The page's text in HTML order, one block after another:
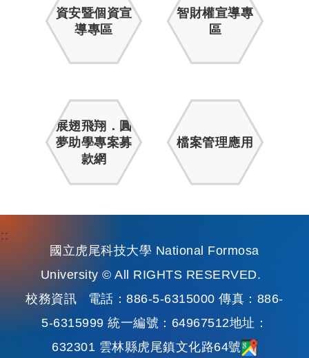
資安暨個資宣
導專區
智財權宣導專
區
展翅飛翔．圓
夢助學專案募
款網
檔案管理應用
國立虎尾科技大學 National Formosa
University © All RIGHTS RESERVED.
校務資訊 電話：886-5-6315000 傳真：886-
5-6315999 統一編號：64967512地址：
632301 雲林縣虎尾鎮文化路64號